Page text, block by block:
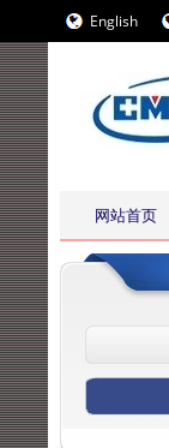
English
网站首页